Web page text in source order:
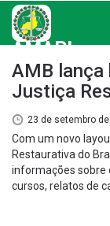
AMAPI
AMB
Justiça
23 de setembro
Com um novo
Restaurativa do
informações sobre
cursos, relatos de